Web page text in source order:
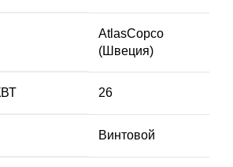
AtlasCopco
(Швеция)
26
Винтовой